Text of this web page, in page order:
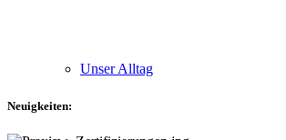
Unser Alltag
Neuigkeiten: